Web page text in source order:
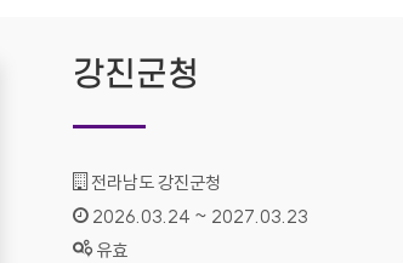
강진군청
기관명 :
전라남도 강진군청
인증기간 :
2026.03.24 ~ 2027.03.23
상태 :
유효